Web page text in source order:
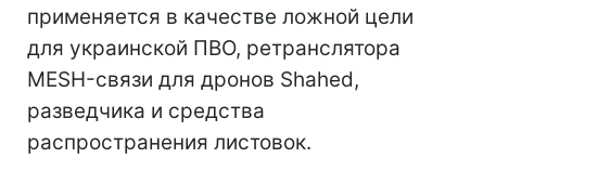
применяется в качестве ложной цели
для украинской ПВО, ретранслятора
MESH-связи для дронов Shahed,
разведчика и средства
распространения листовок.